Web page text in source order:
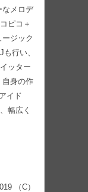
なメロデ
ピコ＋
ジック
行い、
ッター
自身の作
イド
幅広く
（C）